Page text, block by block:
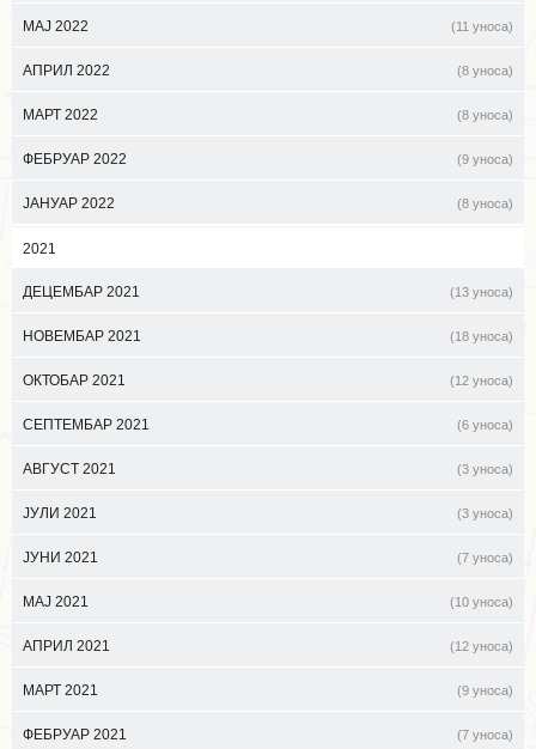
МАЈ 2022 (11 уноса)
АПРИЛ 2022 (8 уноса)
МАРТ 2022 (8 уноса)
ФЕБРУАР 2022 (9 уноса)
ЈАНУАР 2022 (8 уноса)
2021
ДЕЦЕМБАР 2021 (13 уноса)
НОВЕМБАР 2021 (18 уноса)
ОКТОБАР 2021 (12 уноса)
СЕПТЕМБАР 2021 (6 уноса)
АВГУСТ 2021 (3 уноса)
ЈУЛИ 2021 (3 уноса)
ЈУНИ 2021 (7 уноса)
МАЈ 2021 (10 уноса)
АПРИЛ 2021 (12 уноса)
МАРТ 2021 (9 уноса)
ФЕБРУАР 2021 (7 уноса)